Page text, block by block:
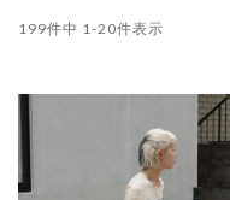
199件中 1-20件表示